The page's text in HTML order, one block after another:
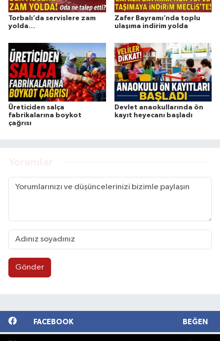
Torbalı’da servislere zam
yolda…
Zafer Bayramı’nda toplu
ulaşıma indirim yolda
Üreticiden salça
fabrikalarına boykot
çağrısı
Devlet anaokullarında ön
kayıt heyecanı başladı
Gönder
FACEBOOK BEĞEN